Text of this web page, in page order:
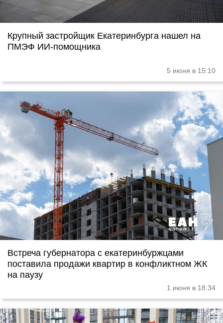
Крупный застройщик Екатеринбурга нашел на
ПМЭФ ИИ-помощника
5 июня в 15:10
Встреча губернатора с екатеринбуржцами
поставила продажи квартир в конфликтном ЖК
на паузу
1 июня в 18:34